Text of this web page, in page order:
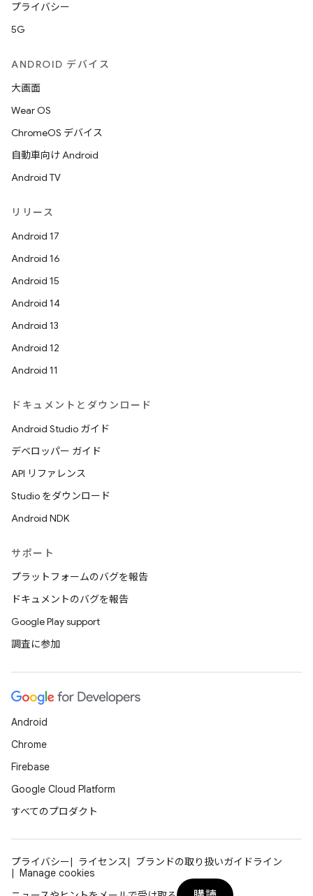
プライバシー
5G
ANDROID デバイス
大画面
Wear OS
ChromeOS デバイス
自動車向け Android
Android TV
リリース
Android 17
Android 16
Android 15
Android 14
Android 13
Android 12
Android 11
ドキュメントとダウンロード
Android Studio ガイド
デベロッパー ガイド
API リファレンス
Studio をダウンロード
Android NDK
サポート
プラットフォームのバグを報告
ドキュメントのバグを報告
Google Play support
調査に参加
Android
Chrome
Firebase
Google Cloud Platform
すべてのプロダクト
プライバシー ライセンス
ブランドの取り扱いガイドライン
Manage cookies